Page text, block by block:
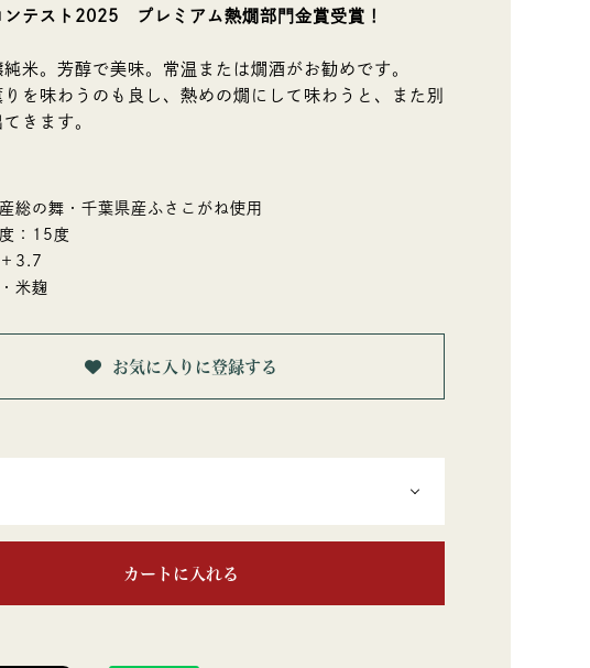
ンテスト2025 プレミアム熱燗部門金賞受賞！
純米。芳醇で美味。常温または燗酒がお勧めです。
りを味わうのも良し、熱めの燗にして味わうと、また別
きます。
総の舞・千葉県産ふさこがね使用
：15度
3.7
米麹
お気に入りに登録する
カートに入れる